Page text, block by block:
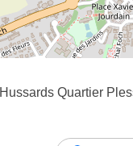
Quartier